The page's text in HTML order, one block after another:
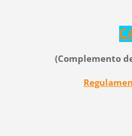
(Complemento